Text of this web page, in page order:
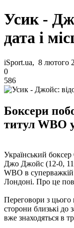
Усик -
дата і
iSport.ua, 8 лютого
0
586
Боксери
титул WBO
Український
Джо Джойс (12-0, 11
WBO в
Лондоні. Про це
Переговори з цього
сторони близькі до
вже знаходяться в